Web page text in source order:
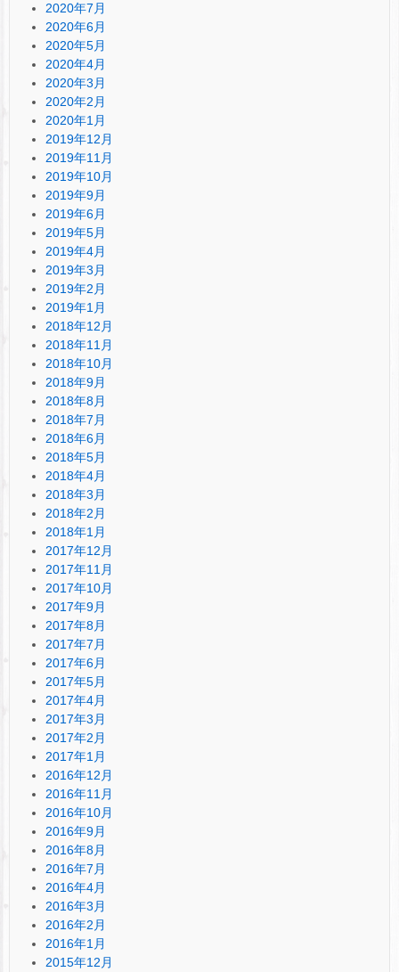
2020年7月
2020年6月
2020年5月
2020年4月
2020年3月
2020年2月
2020年1月
2019年12月
2019年11月
2019年10月
2019年9月
2019年6月
2019年5月
2019年4月
2019年3月
2019年2月
2019年1月
2018年12月
2018年11月
2018年10月
2018年9月
2018年8月
2018年7月
2018年6月
2018年5月
2018年4月
2018年3月
2018年2月
2018年1月
2017年12月
2017年11月
2017年10月
2017年9月
2017年8月
2017年7月
2017年6月
2017年5月
2017年4月
2017年3月
2017年2月
2017年1月
2016年12月
2016年11月
2016年10月
2016年9月
2016年8月
2016年7月
2016年4月
2016年3月
2016年2月
2016年1月
2015年12月